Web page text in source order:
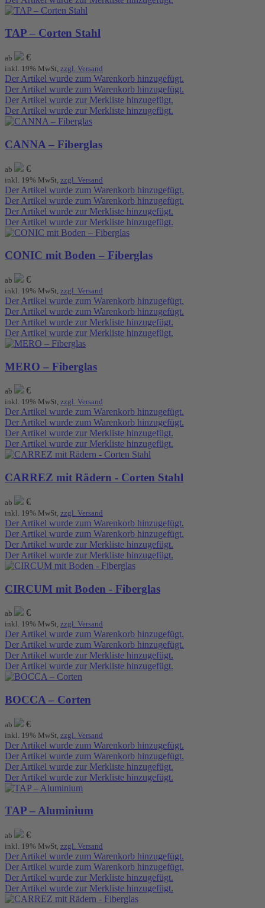
TAP – Corten Stahl
ab €
inkl. 19% MwSt, zzgl. Versand
Der Artikel wurde zum Warenkorb hinzugefügt.
Der Artikel wurde zum Warenkorb hinzugefügt.
Der Artikel wurde zur Merkliste hinzugefügt.
Der Artikel wurde zur Merkliste hinzugefügt.
CANNA – Fiberglas
ab €
inkl. 19% MwSt, zzgl. Versand
Der Artikel wurde zum Warenkorb hinzugefügt.
Der Artikel wurde zum Warenkorb hinzugefügt.
Der Artikel wurde zur Merkliste hinzugefügt.
Der Artikel wurde zur Merkliste hinzugefügt.
CONIC mit Boden – Fiberglas
ab €
inkl. 19% MwSt, zzgl. Versand
Der Artikel wurde zum Warenkorb hinzugefügt.
Der Artikel wurde zum Warenkorb hinzugefügt.
Der Artikel wurde zur Merkliste hinzugefügt.
Der Artikel wurde zur Merkliste hinzugefügt.
MERO – Fiberglas
ab €
inkl. 19% MwSt, zzgl. Versand
Der Artikel wurde zum Warenkorb hinzugefügt.
Der Artikel wurde zum Warenkorb hinzugefügt.
Der Artikel wurde zur Merkliste hinzugefügt.
Der Artikel wurde zur Merkliste hinzugefügt.
CARREZ mit Rädern - Corten Stahl
ab €
inkl. 19% MwSt, zzgl. Versand
Der Artikel wurde zum Warenkorb hinzugefügt.
Der Artikel wurde zum Warenkorb hinzugefügt.
Der Artikel wurde zur Merkliste hinzugefügt.
Der Artikel wurde zur Merkliste hinzugefügt.
CIRCUM mit Boden - Fiberglas
ab €
inkl. 19% MwSt, zzgl. Versand
Der Artikel wurde zum Warenkorb hinzugefügt.
Der Artikel wurde zum Warenkorb hinzugefügt.
Der Artikel wurde zur Merkliste hinzugefügt.
Der Artikel wurde zur Merkliste hinzugefügt.
BOCCA – Corten
ab €
inkl. 19% MwSt, zzgl. Versand
Der Artikel wurde zum Warenkorb hinzugefügt.
Der Artikel wurde zum Warenkorb hinzugefügt.
Der Artikel wurde zur Merkliste hinzugefügt.
Der Artikel wurde zur Merkliste hinzugefügt.
TAP – Aluminium
ab €
inkl. 19% MwSt, zzgl. Versand
Der Artikel wurde zum Warenkorb hinzugefügt.
Der Artikel wurde zum Warenkorb hinzugefügt.
Der Artikel wurde zur Merkliste hinzugefügt.
Der Artikel wurde zur Merkliste hinzugefügt.